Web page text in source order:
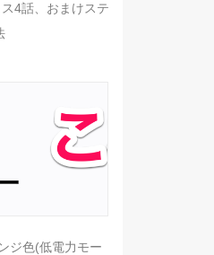
4話、おまけステ
ジ色(低電力モー